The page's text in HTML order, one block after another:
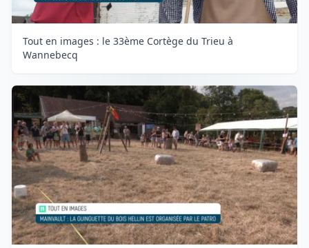
Tout en images : le 33ème Cortège du Trieu à
Wannebecq